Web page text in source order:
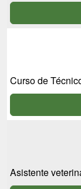
Curso de
Asistente